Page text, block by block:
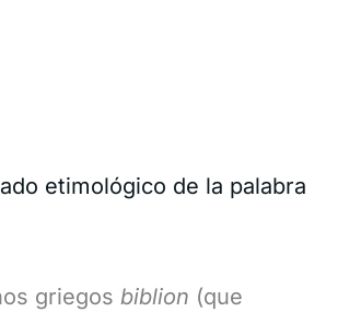
etimológico de la palabra
griegos biblion (que